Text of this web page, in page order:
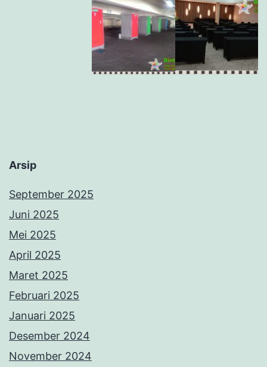
Arsip
September 2025
Juni 2025
Mei 2025
April 2025
Maret 2025
Februari 2025
Januari 2025
Desember 2024
November 2024